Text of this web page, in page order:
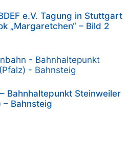
e.V. Tagung in Stuttgart
„Margaretchen“ – Bild 2
Bahnhaltepunkt Steinweiler
– Bahnsteig